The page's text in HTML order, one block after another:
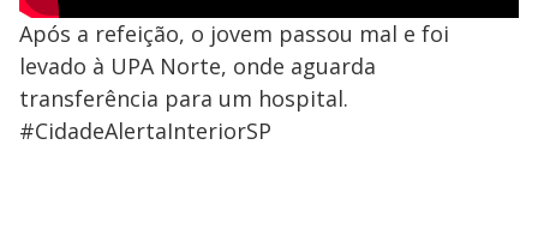
Após a refeição, o jovem passou mal e foi
levado à UPA Norte, onde aguarda
transferência para um hospital.
#CidadeAlertaInteriorSP